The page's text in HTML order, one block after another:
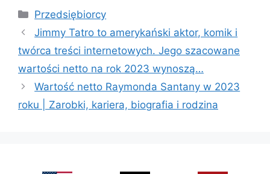
Categories
Przedsiębiorcy
Jimmy Tatro to amerykański aktor, komik i
twórca treści internetowych. Jego szacowane
wartości netto na rok 2023 wynoszą…
Wartość netto Raymonda Santany w 2023
roku | Zarobki, kariera, biografia i rodzina